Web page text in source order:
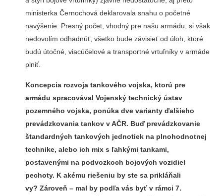
ministerka Černochová deklarovala snahu o početné
navýšenie. Presný počet, vhodný pre našu armádu, si však
nedovolím odhadnúť, všetko bude závisieť od úloh, ktoré
budú útočné, viacúčelové a transportné vrtuľníky v armáde
plniť.
Koncepcia rozvoja tankového vojska, ktorú pre
armádu spracovával Vojenský technický ústav
pozemného vojska, ponúka dve varianty ďalšieho
prevádzkovania tankov v AČR. Buď prevádzkovanie
štandardných tankových jednotiek na plnohodnotnej
technike, alebo ich mix s ľahkými tankami,
postavenými na podvozkoch bojových vozidiel
pechoty. K akému riešeniu by ste sa prikláňali
vy? Zároveň – mal by podľa vás byť v rámci 7.